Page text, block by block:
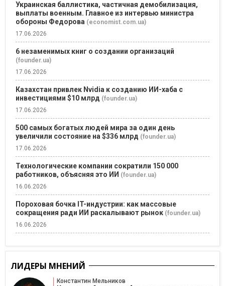
Украинская баллистика, частичная демобилизация,
выплаты военным. Главное из интервью министра
обороны Федорова (economist.com.ua)
17.06.2026
6 незаменимых книг о создании организаций
(founder.ua)
17.06.2026
Казахстан привлек Nvidia к созданию ИИ-хаба с
инвестициями $10 млрд (founder.ua)
17.06.2026
500 самых богатых людей мира за один день
увеличили состояние на $336 млрд (founder.ua)
17.06.2026
Технологические компании сократили 150 000
работников, объясняя это ИИ (founder.ua)
16.06.2026
Пороховая бочка IT-индустрии: как массовые
сокращения ради ИИ раскалывают рынок (founder.ua)
16.06.2026
ЛИДЕРЫ МНЕНИЙ
Константин Мельников